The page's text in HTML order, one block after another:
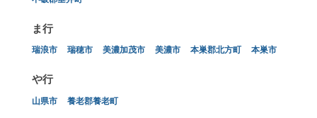
ま行
瑞浪市 瑞穂市 美濃加茂市 美濃市 本巣郡北方町 本巣市
や行
山県市 養老郡養老町